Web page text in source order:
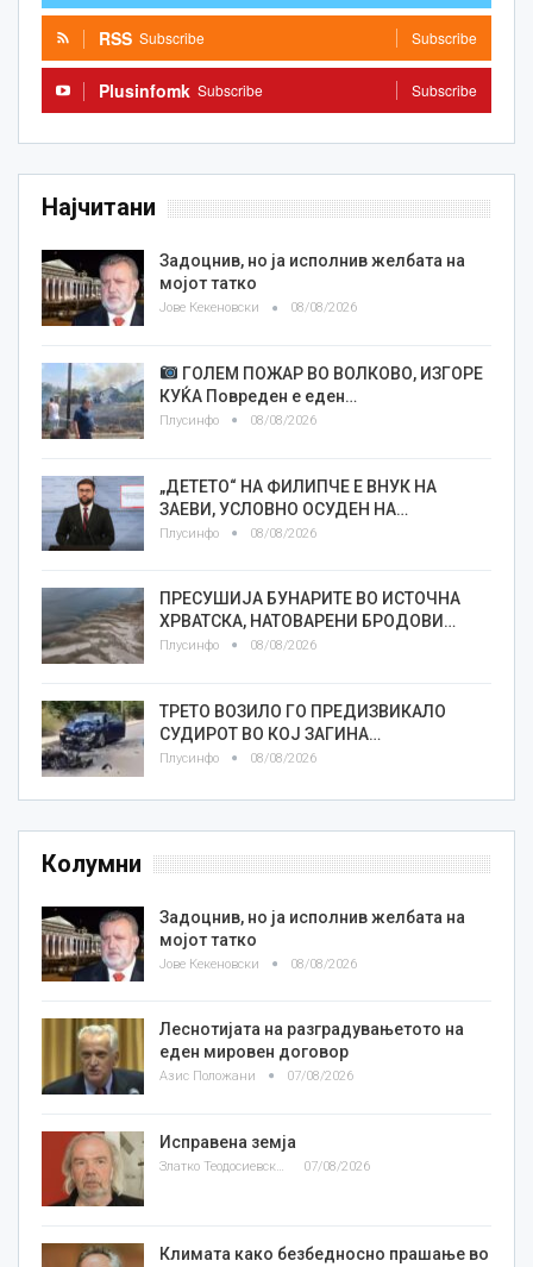
RSS Subscribe Subscribe
Plusinfomk Subscribe Subscribe
Најчитани
Задоцнив, но ја исполнив желбата на
мојот татко
Јове Кекеновски 08/08/2026
ГОЛЕМ ПОЖАР ВО ВОЛКОВО, ИЗГОРЕ
КУЌА Повреден е еден…
Плусинфо 08/08/2026
„ДЕТЕТО“ НА ФИЛИПЧЕ Е ВНУК НА
ЗАЕВИ, УСЛОВНО ОСУДЕН НА…
Плусинфо 08/08/2026
ПРЕСУШИЈА БУНАРИТЕ ВО ИСТОЧНА
ХРВАТСКА, НАТОВАРЕНИ БРОДОВИ…
Плусинфо 08/08/2026
ТРЕТО ВОЗИЛО ГО ПРЕДИЗВИКАЛО
СУДИРОТ ВО КОЈ ЗАГИНА…
Плусинфо 08/08/2026
Колумни
Задоцнив, но ја исполнив желбата на
мојот татко
Јове Кекеновски 08/08/2026
Леснотијата на разградувањетото на
еден мировен договор
Азис Положани 07/08/2026
Исправена земја
Златко Теодосиевски 07/08/2026
Климата како безбедносно прашање во